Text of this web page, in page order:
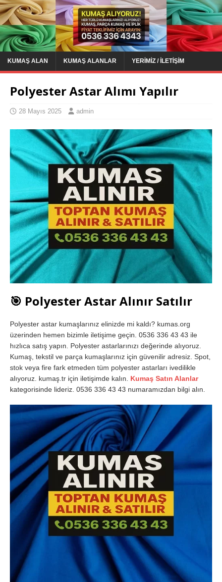
KUMAŞ ALAN KUMAŞ ALANLAR YERIMIZ / İLETIŞIM
Polyester Astar Alımı Yapılır
28 Mayıs 2025 admin
🎯 Polyester Astar Alınır Satılır
Polyester astar kumaşlarınız elinizde mi kaldı? kumas.org
üzerinden hemen bizimle iletişime geçin. 0536 336 43 43 ile
hızlıca satış yapın. Polyester astarlarınızı değerinde alıyoruz.
Kumaş, tekstil ve parça kumaşlarınız için güvenilir adresiz. Spot,
stok veya fire fark etmeden tüm polyester astarları ivedilikle
alıyoruz. kumaş.tr için iletişimde kalın. Kumaş Satın Alanlar
kategorisinde lideriz. 0536 336 43 43 numaramızdan bilgi alın.